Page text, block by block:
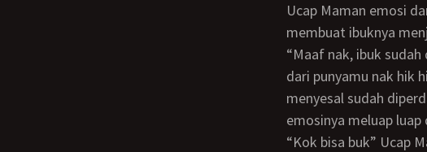
Ucap Maman emosi
membuat ibuknya
“Maaf nak, ibuk sudah disetubuhi Jojo nak, dan kontol Jojo lebih besar dan panjang
dari punyamu nak hik
menyesal sudah
emosinya meluap
“Kok bisa buk” Ucap Maman sambil mempercepat kocokannya dilubang ibuknya dan